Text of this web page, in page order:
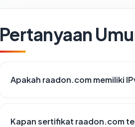
Pertanyaan
Apakah raadon.com memiliki
Kapan sertifikat raadon.com